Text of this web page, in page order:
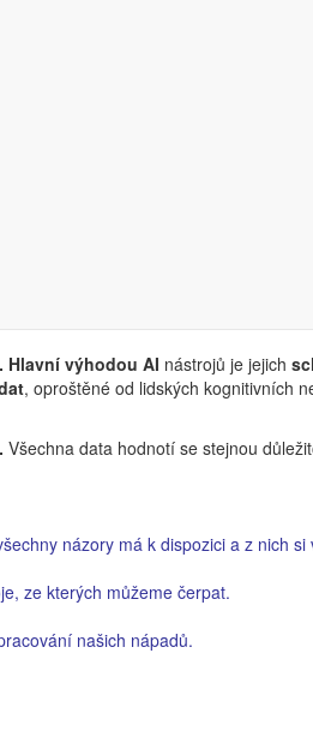
Hlavní výhodou AI nástrojů je jejich
, oproštěné od lidských kognitivních
Všechna data hodnotí se stejnou
názory má k dispozici a z nich si
ze kterých můžeme čerpat.
našich nápadů.